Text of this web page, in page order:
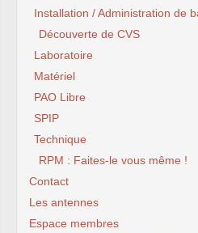
Installation / Administration de
Découverte de CVS
Laboratoire
Matériel
PAO Libre
SPIP
Technique
RPM : Faites-le vous même !
Contact
Les antennes
Espace membres